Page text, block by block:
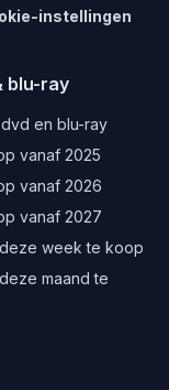
instellingen
blu-ray
en blu-ray
vanaf 2025
vanaf 2026
vanaf 2027
week te koop
maand te